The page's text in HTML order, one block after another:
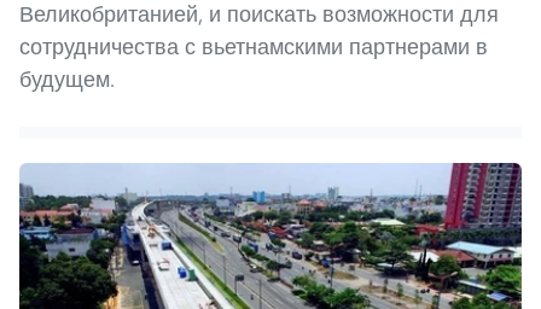
Великобританией, и поискать возможности для
сотрудничества с вьетнамскими партнерами в
будущем.